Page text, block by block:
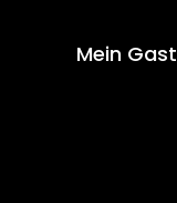
Mein Gast